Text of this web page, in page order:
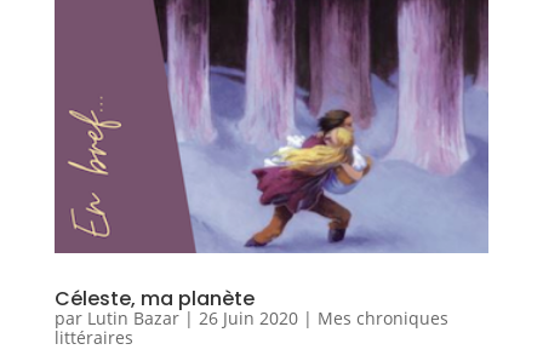
Céleste, ma planète
par Lutin Bazar| 26 Juin 2020| Mes chroniques
littéraires